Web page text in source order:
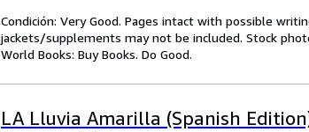
Condición: Very Good. Pages intact with possible
jackets/supplements may not be included. Stock
World Books: Buy Books. Do Good.
LA Lluvia Amarilla (Spanish